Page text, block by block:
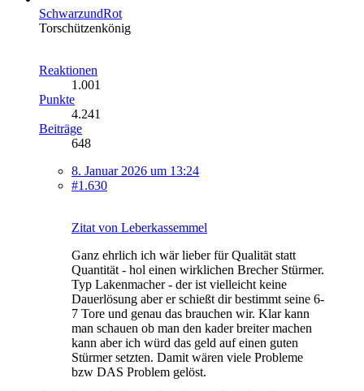
SchwarzundRot
Torschützenkönig
Reaktionen
1.001
Punkte
4.241
Beiträge
648
8. Januar 2026 um 13:24
#1.630
Zitat von Leberkassemmel
Ganz ehrlich ich wär lieber für Qualität statt
Quantität - hol einen wirklichen Brecher Stürmer.
Typ Lakenmacher - der ist vielleicht keine
Dauerlösung aber er schießt dir bestimmt seine 6-
7 Tore und genau das brauchen wir. Klar kann
man schauen ob man den kader breiter machen
kann aber ich würd das geld auf einen guten
Stürmer setzten. Damit wären viele Probleme
bzw DAS Problem gelöst.